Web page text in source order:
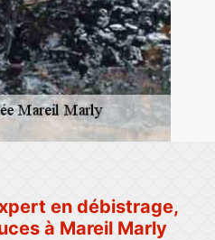
en débistrage,
à Mareil Marly